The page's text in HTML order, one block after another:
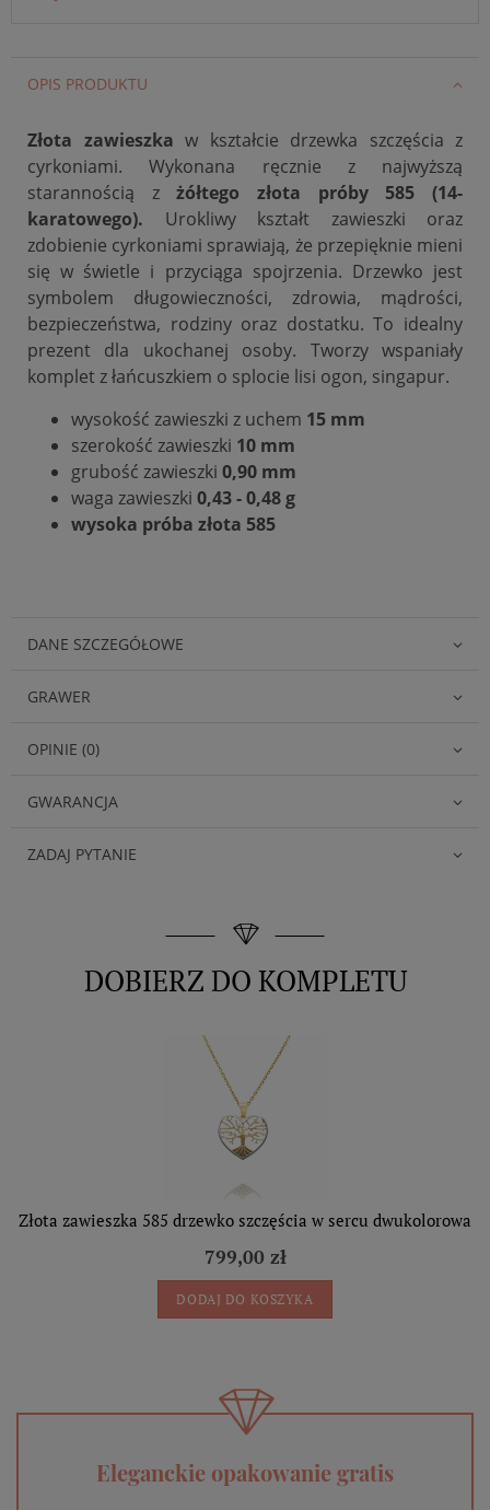
OPIS PRODUKTU
Złota zawieszka w kształcie drzewka szczęścia z
cyrkoniami.
Wykonana ręcznie z najwyższą
starannością zżółtego złota próby 585 (14-
karatowego). Urokliwy kształt zawieszki oraz
zdobienie cyrkoniami sprawiają, że przepięknie mieni
się w świetle i przyciąga spojrzenia. Drzewko jest
symbolem długowieczności, zdrowia, mądrości,
bezpieczeństwa, rodziny oraz dostatku.To idealny
prezent dla ukochanej osoby. Tworzy wspaniały
komplet z łańcuszkiem o splocie lisi ogon, singapur.
wysokość zawieszki z uchem 15 mm
szerokość zawieszki 10 mm
grubość zawieszki 0,90 mm
waga zawieszki 0,43 - 0,48 g
wysoka próba złota 585
DANE SZCZEGÓŁOWE
GRAWER
OPINIE (0)
GWARANCJA
ZADAJ PYTANIE
DOBIERZ DO KOMPLETU
Złota zawieszka 585 drzewko szczęścia w sercu dwukolorowa
799,00 zł
DODAJ DO KOSZYKA
Eleganckie opakowanie gratis